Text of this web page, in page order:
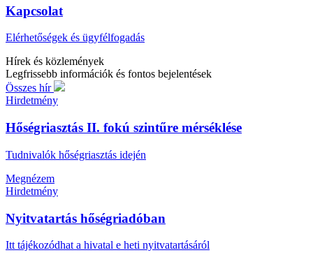
Kapcsolat
Elérhetőségek és ügyfélfogadás
Hírek és közlemények
Legfrissebb információk és fontos bejelentések
Összes hír
Hirdetmény
Hőségriasztás II. fokú szintűre mérséklése
Tudnivalók hőségriasztás idején
Megnézem
Hirdetmény
Nyitvatartás hőségriadóban
Itt tájékozódhat a hivatal e heti nyitvatartásáról